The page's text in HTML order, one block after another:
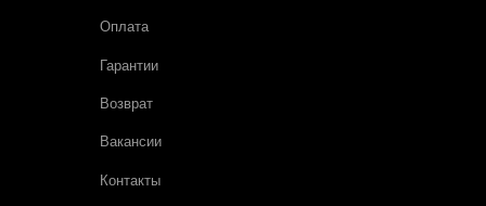
Оплата
Гарантии
Возврат
Вакансии
Контакты